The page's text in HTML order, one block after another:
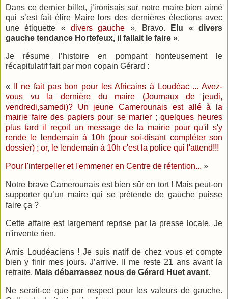
Dans ce dernier billet, j’ironisais sur notre maire bien aimé
qui s’est fait élire Maire lors des dernières élections avec
une étiquette « divers gauche ». Bravo.
Elu « divers
gauche tendance Hortefeux, il fallait le faire ».
Je résume l’histoire en pompant honteusement le
récapitulatif fait par mon copain Gérard :
«
Il ne fait pas bon pour les Africains à Loudéac ... Avez-
vous vu la dernière du maire (Journaux de jeudi,
vendredi,samedi)? Un jeune Camerounais est allé à la
mairie faire des papiers pour se marier ; quelques heures
plus tard il reçoit un message de la mairie pour qu'il s'y
rende le lendemain à 10h (pour soi-disant compléter son
dossier) ; or, le lendemain à 10h c'est la police qui l'attend!!!
Pour l'interpeller et l'emmener en Centre de rétention... »
Notre brave Camerounais est bien sûr en tort ! Mais peut-on
supporter qu’un maire qui se prétende de gauche puisse
faire ça ?
Cette affaire est largement reprise par la presse locale. Je
n'invente rien.
Amis Loudéaciens ! Je suis natif de chez vous et compte
bien y finir mes jours. J’arrive. Il me reste 21 ans avant la
retraite. Mais débarrassez nous de Gérard Huet avant.
Ne serait-ce que par respect pour les valeurs de gauche.